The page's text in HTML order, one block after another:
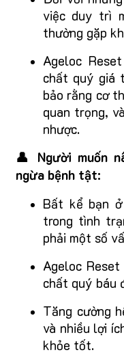
việc duy trì
thường gặp
Ageloc
chất quý giá
bảo rằng cơ
quan trọng,
nhược.
👤 Người muốn
ngừa bệnh tật:
Bất kể bạn
trong tình
phải một số
Ageloc
chất quý báu
Tăng cường
và nhiều lợi
khỏe tốt.